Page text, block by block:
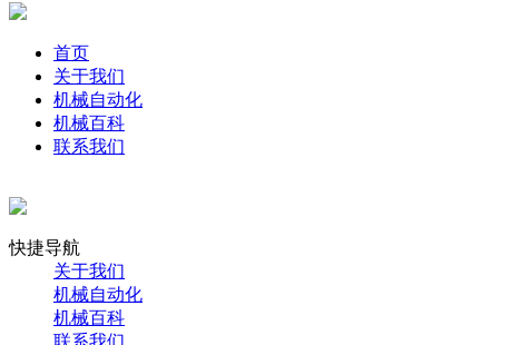
首页
关于我们
机械自动化
机械百科
联系我们
快捷导航
关于我们
机械自动化
机械百科
联系我们